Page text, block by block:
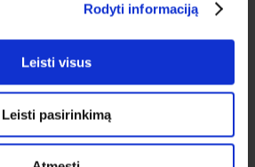
Rodyti informaciją
Leisti visus
Leisti pasirinkimą